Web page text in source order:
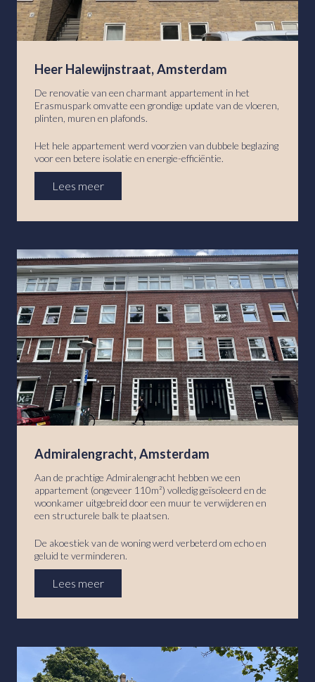
Heer Halewijnstraat, Amsterdam
De renovatie van een charmant appartement in het
Erasmuspark omvatte een grondige update van de vloeren,
plinten, muren en plafonds.
Het hele appartement werd voorzien van dubbele beglazing
voor een betere isolatie en energie-efficiëntie.
Lees meer
Admiralengracht, Amsterdam
Aan de prachtige Admiralengracht hebben we een
appartement (ongeveer 110m²) volledig geïsoleerd en de
woonkamer uitgebreid door een muur te verwijderen en
een structurele balk te plaatsen.
De akoestiek van de woning werd verbeterd om echo en
geluid te verminderen.
Lees meer